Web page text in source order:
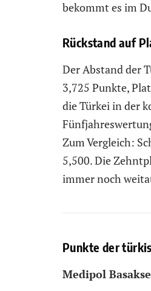
bekommt es im
Rückstand auf
Der Abstand der
3,725 Punkte,
die Türkei in der
Zum Vergleich:
5,500. Die
immer noch
Punkte der
Medipol